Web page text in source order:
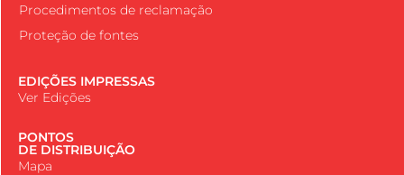
Procedimentos de reclamação
Proteção de fontes
EDIÇÕES IMPRESSAS
Ver Edições
PONTOS
DE DISTRIBUIÇÃO
Mapa